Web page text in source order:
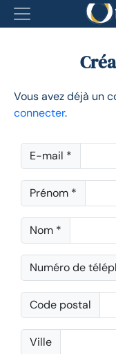
Vous avez déjà un
connecter.
E-mail *
Prénom *
Nom *
Numéro de
Code postal
Ville